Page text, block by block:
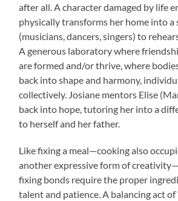
after all. A character damaged by life
physically transforms her home into a
(musicians, dancers, singers) to
A generous laboratory where
are formed and/or thrive, where
back into shape and harmony,
collectively. Josiane mentors Elise
back into hope, tutoring her into a
to herself and her father.
Like fixing a meal—cooking also
another expressive form of
fixing bonds require the proper
talent and patience. A balancing act